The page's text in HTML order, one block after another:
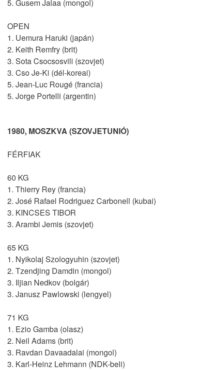
5. Gusem Jalaa (mongol)
OPEN
1. Uemura Haruki (japán)
2. Keith Remfry (brit)
3. Sota Csocsosvili (szovjet)
3. Cso Je-Ki (dél-koreai)
5. Jean-Luc Rougé (francia)
5. Jorge Portelli (argentin)
1980, MOSZKVA (SZOVJETUNIÓ)
FÉRFIAK
60 KG
1. Thierry Rey (francia)
2. José Rafael Rodriguez Carbonell (kubai)
3. KINCSES TIBOR
3. Arambi Jemis (szovjet)
65 KG
1. Nyikolaj Szologyuhin (szovjet)
2. Tzendjing Damdin (mongol)
3. Iljian Nedkov (bolgár)
3. Janusz Pawlowski (lengyel)
71 KG
1. Ezio Gamba (olasz)
2. Neil Adams (brit)
3. Ravdan Davaadalai (mongol)
3. Karl-Heinz Lehmann (NDK-beli)